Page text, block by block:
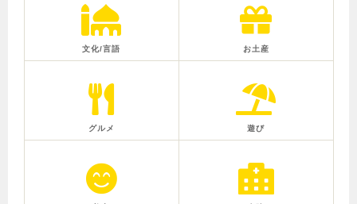
文化/言語 お土産
グルメ 遊び